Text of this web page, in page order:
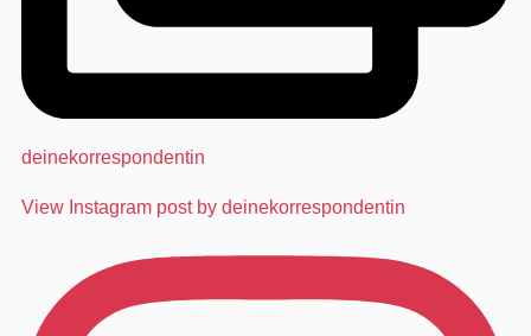
deinekorrespondentin
View Instagram post by deinekorrespondentin